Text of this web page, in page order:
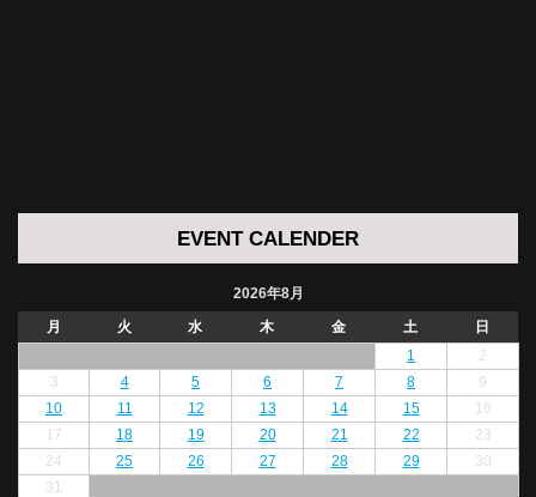
EVENT CALENDER
2026年8月
月
火 水 木 金 土
日
1
2
3
4 5 6 7 8
9
10
11 12 13 14 15
16
17
18 19 20 21 22
23
24
25 26 27 28 29
30
31